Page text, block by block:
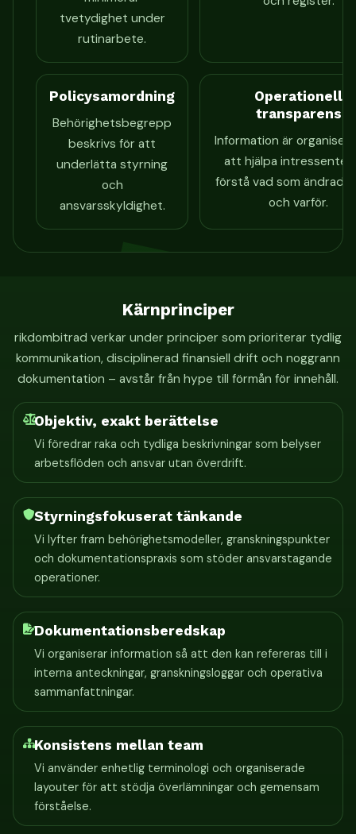
tvetydighet under
rutinarbete.
Policysamordning
Behörighetsbegrepp
beskrivs för att
underlätta styrning
och
ansvarsskyldighet.
Operationell
transparens
Information är
att hjälpa
förstå vad som
och varför.
Kärnprinciper
rikdombitrad verkar under principer som prioriterar tydlig
kommunikation, disciplinerad finansiell drift och noggrann
dokumentation – avstår från hype till förmån för innehåll.
Objektiv, exakt berättelse
Vi föredrar raka och tydliga beskrivningar som belyser
arbetsflöden och ansvar utan överdrift.
Styrningsfokuserat tänkande
Vi lyfter fram behörighetsmodeller, granskningspunkter
och dokumentationspraxis som stöder ansvarstagande
operationer.
Dokumentationsberedskap
Vi organiserar information så att den kan refereras till i
interna anteckningar, granskningsloggar och operativa
sammanfattningar.
Konsistens mellan team
Vi använder enhetlig terminologi och organiserade
layouter för att stödja överlämningar och gemensam
förståelse.